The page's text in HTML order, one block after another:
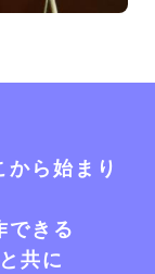
ら始まり
できる
共に